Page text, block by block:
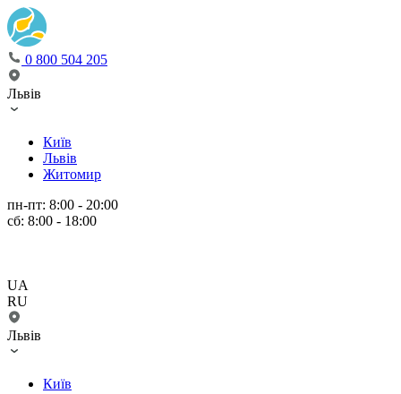
0 800 504 205
Львів
Київ
Львів
Житомир
пн-пт: 8:00 - 20:00
сб: 8:00 - 18:00
UA
RU
Львів
Київ